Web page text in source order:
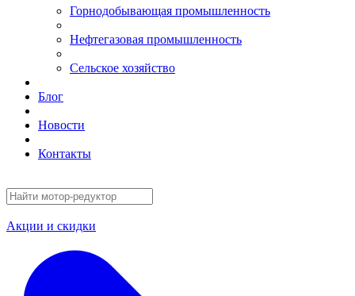
Горнодобывающая промышленность
Нефтегазовая промышленность
Сельское хозяйство
Блог
Новости
Контакты
Акции и скидки